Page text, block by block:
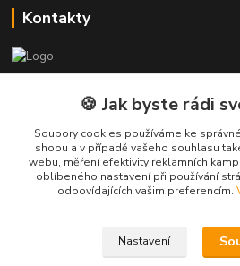
Kontakty
Tomáš Placatka
+420 728 969 499
info@3dtisktopla-shop.cz
🍪 Jak byste rádi
Soubory cookies používáme ke
shopu a v případě vašeho souhlasu
webu, měření efektivity reklamních
oblíbeného nastavení při používání
odpovídajících vašim preferencím.
Nastavení